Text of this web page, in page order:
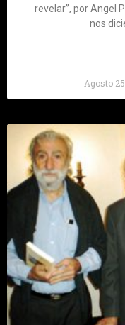
revelar”, por Angel
nos
Agosto